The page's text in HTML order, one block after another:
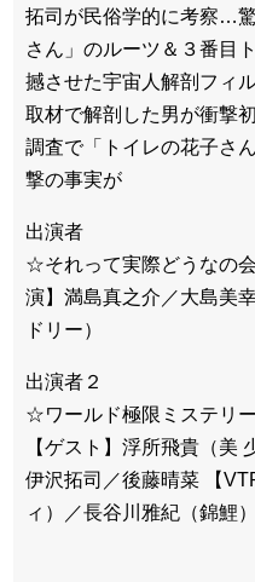
拓司が民俗学的に考察…
さん」のルーツ＆３番目
撼させた宇宙人解剖フィ
取材で解剖した男が衝撃
調査で「トイレの花子さ
撃の事実が
出演者
☆それって実際どうなの
演】満島真之介／大島美
ドリー）
出演者２
☆ワールド極限ミステリ
【ゲスト】浮所飛貴（美
伊沢拓司／後藤晴菜 【
ィ）／長谷川雅紀（錦鯉）